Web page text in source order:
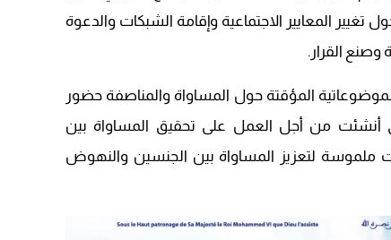
تغيير المعايير الاجتماعية وإقامة الشبكات والدعوة
وصنع القرار.
المؤقتة حول المساواة والمناصفة حضور
أنشئت من أجل العمل على تحقيق المساواة بين
ملموسة لتعزيز المساواة بين الجنسين والنهوض